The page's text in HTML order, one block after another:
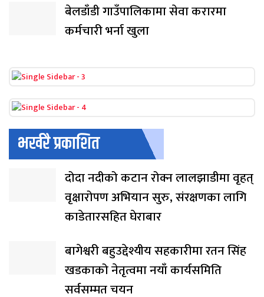
बेलडाँडी गाउँपालिकामा सेवा करारमा
कर्मचारी भर्ना खुला
भर्खरै प्रकाशित
दोदा नदीको कटान रोक्न लालझाडीमा वृहत्
वृक्षारोपण अभियान सुरु, संरक्षणका लागि
काडेतारसहित घेराबार
बागेश्वरी बहुउद्देश्यीय सहकारीमा रतन सिंह
खडकाको नेतृत्वमा नयाँ कार्यसमिति
सर्वसम्मत चयन